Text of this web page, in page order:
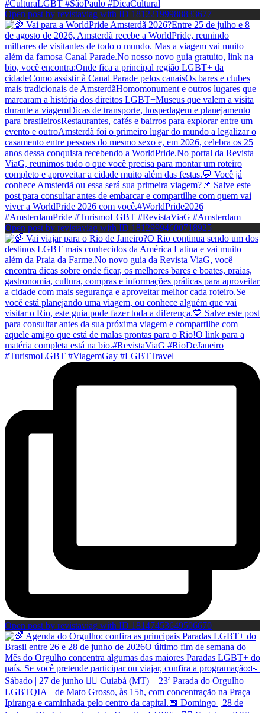
Open post by revistaviag with ID 18122199988833677
Open post by revistaviag with ID 18129994600718925
Open post by revistaviag with ID 18147453649506670